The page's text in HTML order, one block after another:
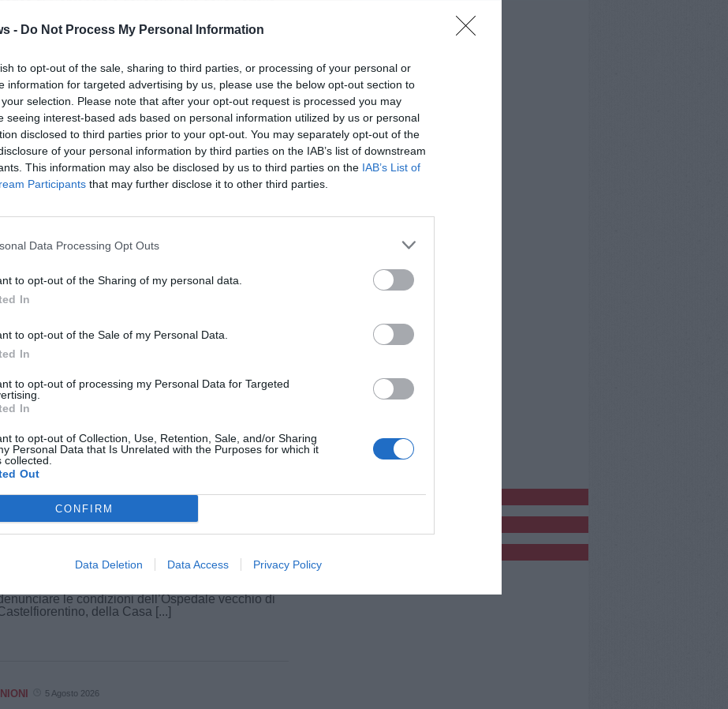
- Do Not Process My Personal Information
to opt-out of the sale, sharing to third parties, or processing of your personal or
information for targeted advertising by us, please use the below opt-out section to
selection. Please note that after your opt-out request is processed you may
seeing interest-based ads based on personal information utilized by us or personal
disclosed to third parties prior to your opt-out. You may separately opt-out of the
of your personal information by third parties on the IAB’s list of downstream
This information may also be disclosed by us to third parties on the IAB’s List of
Participants that may further disclose it to other third parties.
Data Processing Opt Outs
to opt-out of the Sharing of my personal data.
In
to opt-out of the Sale of my Personal Data.
In
to opt-out of processing my Personal Data for Targeted
In
to opt-out of Collection, Use, Retention, Sale, and/or Sharing
Personal Data that Is Unrelated with the Purposes for which it
collected.
Out
CONFIRM
Data Deletion Data Access Privacy Policy
da trascorsi usi, favorendo la riuscita
pubblico-privato.
al nostro capogruppo Marco Dicuio che con
rappresentato nel suo intervento quanto
elettorale di mandato della nostra coalizione,
elettorale a sostegno della candidatura
“Empoli ha aderito al Patto dei Sindaci
con l’obbiettivo di ridurre del 40% le emissioni di
la nascita sul territorio di Comunità
(CER), un modello innovativo di utilizzo di fonti
attori pubblici e privati, generando
ed economici per tutti i suoi aderenti e per il
rinnovata sensibilità ambientale presente nei
dalle recenti elezioni.
Caldo, la FP CGIL denuncia ancora disagi
ospedali di Castelfiorentino e
L’ondata di caldo continua a creare disagi nelle
strutture sanitarie territoriali dell’Empolese Valdelsa.
le condizioni dell’Ospedale vecchio di
della Casa [...]
5 Agosto 2026
pubblicitàCl